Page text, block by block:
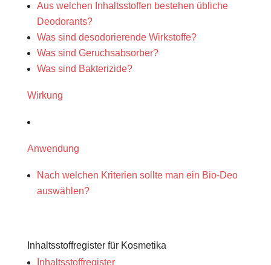
Aus welchen Inhaltsstoffen bestehen übliche
Deodorants?
Was sind desodorierende Wirkstoffe?
Was sind Geruchsabsorber?
Was sind Bakterizide?
Wirkung
Anwendung
Nach welchen Kriterien sollte man ein Bio-Deo
auswählen?
Inhaltsstoffregister für Kosmetika
Inhaltsstoffregister